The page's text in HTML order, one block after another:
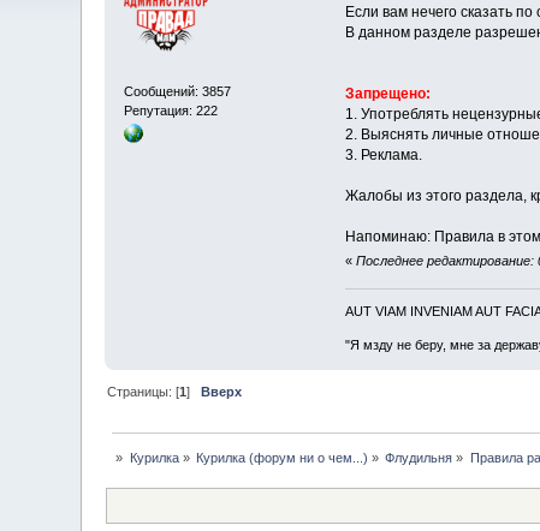
Сообщений: 3857
Репутация: 222
Если вам нечего сказать
В данном разделе
Запрещено:
1. Употреблять
2. Выяснять личные
3. Реклама.
Жалобы из этого раздела,
Напоминаю: Правила в
« Последнее
AUT VIAM INVENIAM AUT
"Я мзду не беру, мне за
Страницы: [1]Вверх
» Курилка» Курилка (форум ни о чем...) » Флудильня » Правила